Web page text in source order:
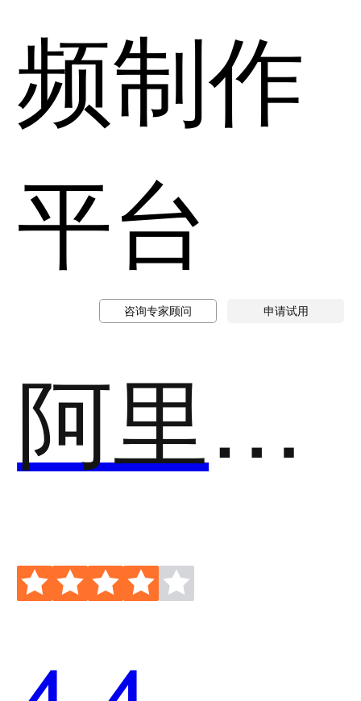
频制作
平台
咨询专家顾问 申请试用
阿里云-Web应用防火墙